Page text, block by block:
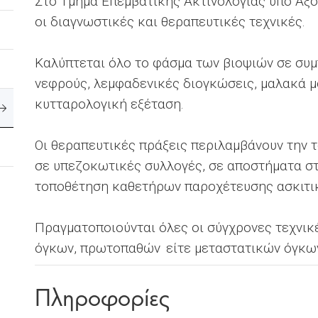
οι διαγνωστικές και θεραπευτικές τεχνικές.
Καλύπτεται όλο το φάσμα των βιοψιών σε
νεφρούς, λεμφαδενικές διογκώσεις, μαλακά
κυτταρολογική εξέταση.
Οι θεραπευτικές πράξεις περιλαμβάνουν
σε υπεζοκωτικές συλλογές, σε αποστήματα
τοποθέτηση καθετήρων παροχέτευσης
Πραγματοποιούνται όλες οι σύγχρονες
όγκων, πρωτοπαθών είτε μεταστατικών
Πληροφορίες